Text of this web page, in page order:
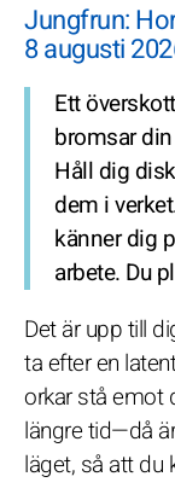
Jungfrun:
8 augusti
Ett
bromsar
Håll dig
dem i
känner dig
arbete. Du
Det är upp till
ta efter en
orkar stå emot
längre tid—då
läget, så att du